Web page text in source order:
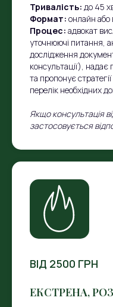
Тривалість: до 45
Формат: онлайн або
Процес: адвокат
уточнюючі питання,
дослідження
консультації),
та пропонує
перелік необхідних
Якщо консультація
застосовується
ВІД 2500 ГРН
ЕКСТРЕНА,